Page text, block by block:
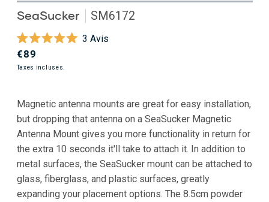
SeaSucker SM6172
Noté
5.0
sur
3 Avis
Prix
habituel
€89
Taxes incluses.
Magnetic antenna mounts are great for easy installation,
but dropping that antenna on a SeaSucker Magnetic
Antenna Mount gives you more functionality in return for
the extra 10 seconds it'll take to attach it. In addition to
metal surfaces, the SeaSucker mount can be attached to
glass, fiberglass, and plastic surfaces, greatly
expanding your placement options. The 8.5cm powder